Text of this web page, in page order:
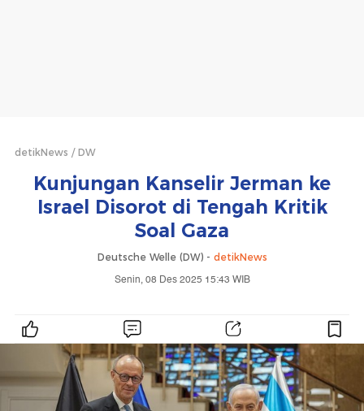
detikNews DW
Kunjungan Kanselir Jerman ke
Israel Disorot di Tengah Kritik
Soal Gaza
Deutsche Welle (DW) - detikNews
Senin, 08 Des 2025 15:43 WIB